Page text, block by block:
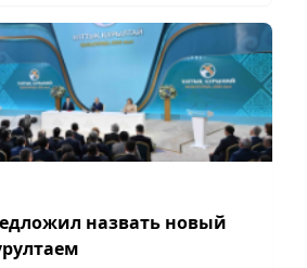
назвать новый